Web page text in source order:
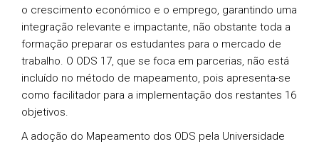
o crescimento económico e o emprego, garantindo uma
integração relevante e impactante, não obstante toda a
formação preparar os estudantes para o mercado de
trabalho. O ODS 17, que se foca em parcerias, não está
incluído no método de mapeamento, pois apresenta-se
como facilitador para a implementação dos restantes 16
objetivos.
A adoção do Mapeamento dos ODS pela Universidade